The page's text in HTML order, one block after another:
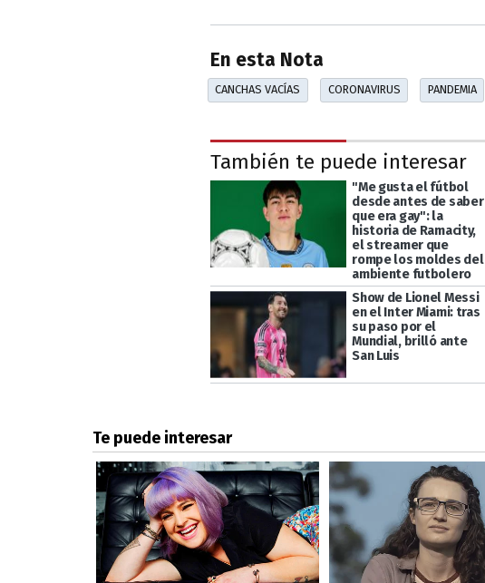
En esta Nota
CANCHAS VACÍAS CORONAVIRUS PANDEMIA
También te puede interesar
"Me gusta el fútbol
desde antes de saber
que era gay": la
historia de Ramacity,
el streamer que
rompe los moldes del
ambiente futbolero
Show de Lionel Messi
en el Inter Miami: tras
su paso por el
Mundial, brilló ante
San Luis